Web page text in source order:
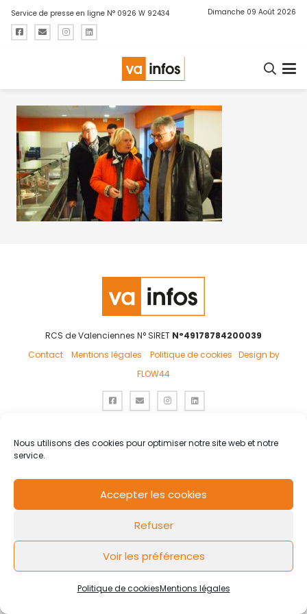
Nous utilisons des cookies pour optimiser notre site web et notre
service.
Accepter les cookies
Refuser
Voir les préférences
Politique de cookiesMentions légales
Service de presse en ligne N° 0926 W 92434 Dimanche 09 Août 2026
RCS de Valenciennes N° SIRET N°49178784200039
Contact
Mentions légales Politique de cookies Design by
FLOW44